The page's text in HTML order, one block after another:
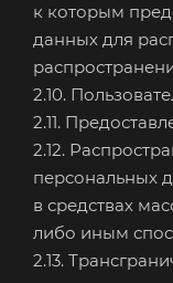
к которым
данных для
2.10.
2.11.
2.12.
персональных
в средствах
либо иным
2.13.